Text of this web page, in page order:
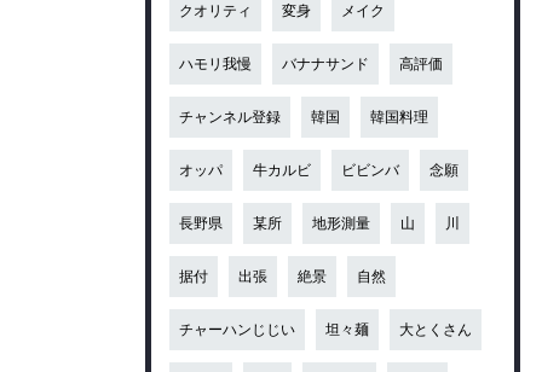
クオリティ 変身 メイク
ハモリ我慢 バナナサンド 高評価
チャンネル登録 韓国 韓国料理
オッパ 牛カルビ ビビンバ 念願
長野県 某所 地形測量 山 川
据付 出張 絶景 自然
チャーハンじじい 坦々麺 大とくさん